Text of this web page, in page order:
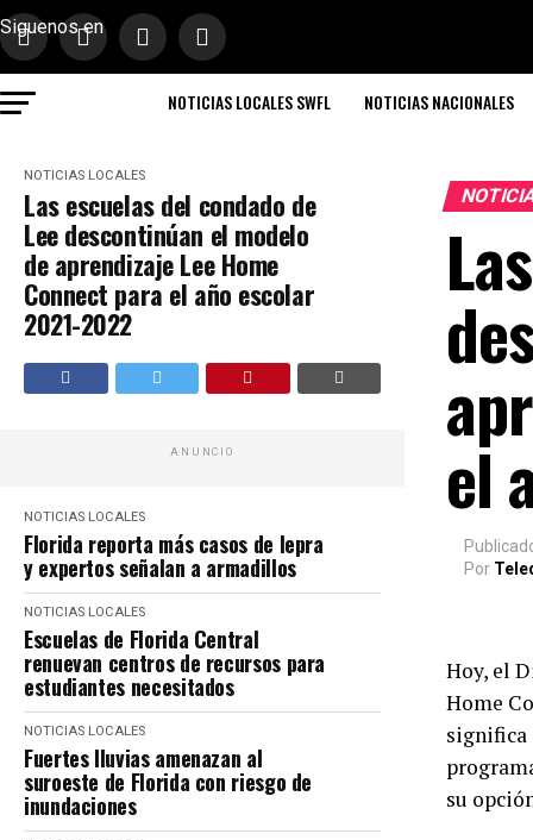
Siguenos en
NOTICIAS LOCALES SWFL NOTICIAS NACIONALES
NOTICIAS LOCALES
Las escuelas del condado de
Lee descontinúan el modelo
de aprendizaje Lee Home
Connect para el año escolar
2021-2022
ANUNCIO
NOTICIAS LOCALES
Florida reporta más casos de lepra
y expertos señalan a armadillos
NOTICIAS LOCALES
Escuelas de Florida Central
renuevan centros de recursos para
estudiantes necesitados
NOTICIAS LOCALES
Fuertes lluvias amenazan al
suroeste de Florida con riesgo de
inundaciones
el
Por
Hoy, el
Home
significa
su